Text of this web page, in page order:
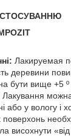
Лакируемая
деревини
бути вище +5 º
Лакування
або у вологу і
поверхонь
висохнути